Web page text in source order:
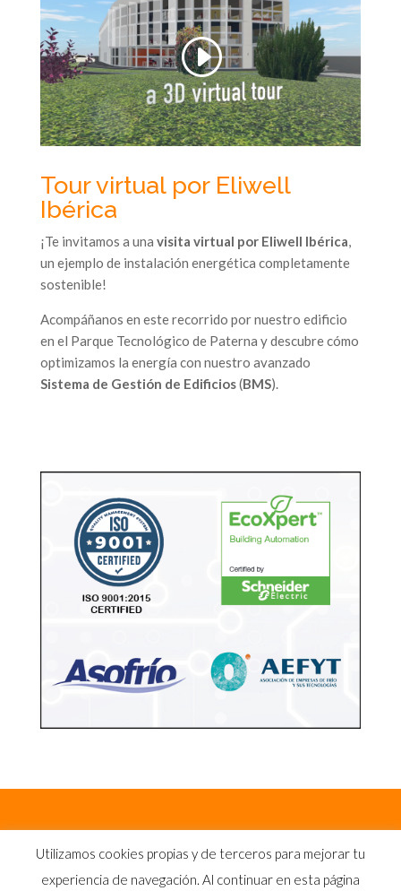
Tour virtual por Eliwell
Ibérica
¡Te invitamos a una visita virtual por Eliwell Ibérica,
un ejemplo de instalación energética completamente
sostenible!
Acompáñanos en este recorrido por nuestro edificio
en el Parque Tecnológico de Paterna y descubre cómo
optimizamos la energía con nuestro avanzado
Sistema de Gestión de Edificios(BMS).
Utilizamos cookies propias y de terceros para mejorar tu
experiencia de navegación. Al continuar en esta página